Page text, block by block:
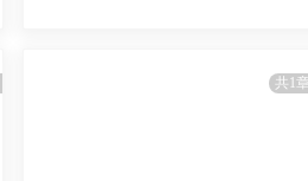
共1